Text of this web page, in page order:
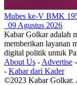
Mubes ke-V BMK
09 Agustus 2026
Kabar Golkar adalah
memberikan layanan
digital politik untuk
About Us - Advertise -
- Kabar dari Kader
©2023 Kabar Golkar.